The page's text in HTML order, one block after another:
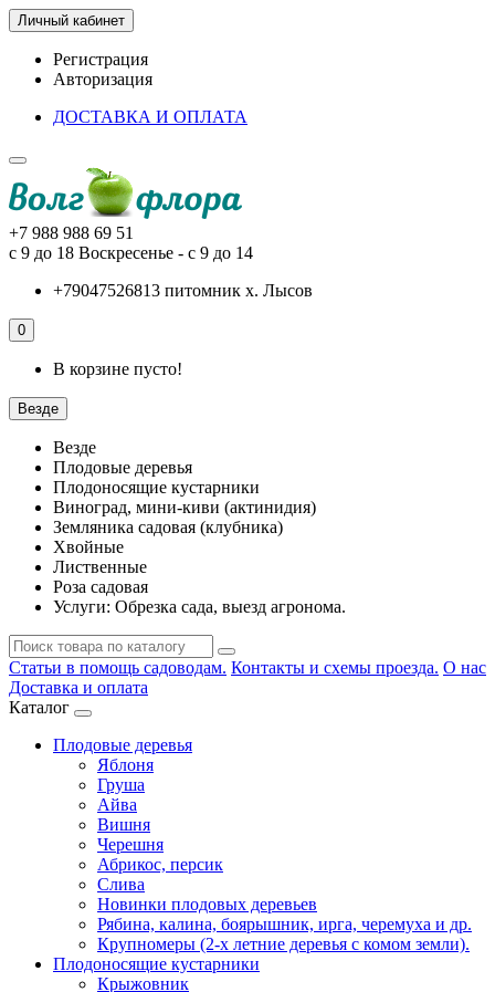
Личный кабинет
Регистрация
Авторизация
ДОСТАВКА И ОПЛАТА
+7 988 988 69 51
с 9 до 18 Воскресенье - с 9 до 14
+79047526813 питомник х. Лысов
0
В корзине пусто!
Везде
Везде
Плодовые деревья
Плодоносящие кустарники
Виноград, мини-киви (актинидия)
Земляника садовая (клубника)
Хвойные
Лиственные
Роза садовая
Услуги: Обрезка сада, выезд агронома.
Статьи в помощь садоводам. Контакты и схемы проезда. О нас
Доставка и оплата
Каталог
Плодовые деревья
Яблоня
Груша
Айва
Вишня
Черешня
Абрикос, персик
Слива
Новинки плодовых деревьев
Рябина, калина, боярышник, ирга, черемуха и др.
Крупномеры (2-х летние деревья с комом земли).
Плодоносящие кустарники
Крыжовник